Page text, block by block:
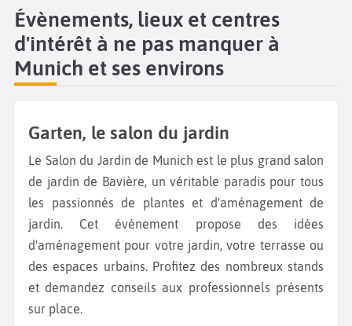
Évènements, lieux et centres
d'intérêt à ne pas manquer à
Munich et ses environs
Garten, le salon du jardin
Le Salon du Jardin de Munich est le plus grand salon
de jardin de Bavière, un véritable paradis pour tous
les passionnés de plantes et d'aménagement de
jardin. Cet événement propose des idées
d'aménagement pour votre jardin, votre terrasse ou
des espaces urbains. Profitez des nombreux stands
et demandez conseils aux professionnels présents
sur place.